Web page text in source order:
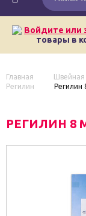
Войдите или
товары в
Главная Швейная
Регилин
Регилин
РЕГИЛИН 8